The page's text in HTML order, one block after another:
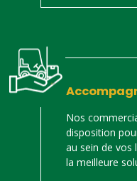
Nos
disposition
au sein de vos
la meilleure